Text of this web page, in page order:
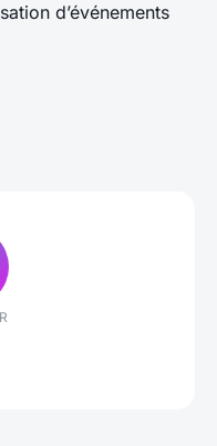
d’événements